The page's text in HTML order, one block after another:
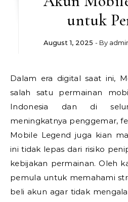
untuk
August 1, 2025 - By
Dalam era digital saat ini, Mobile Legend menjadi
salah satu permainan
Indonesia dan di
meningkatnya penggemar,
Mobile Legend juga kian
ini tidak lepas dari risiko
kebijakan permainan. Oleh
pemula untuk memahami
beli akun agar tidak